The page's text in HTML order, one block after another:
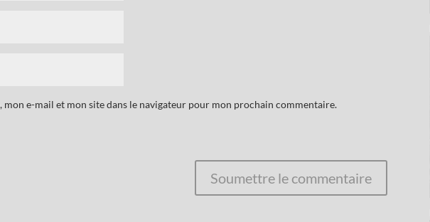
mon e-mail et mon site dans le navigateur pour mon prochain commentaire.
Soumettre le commentaire